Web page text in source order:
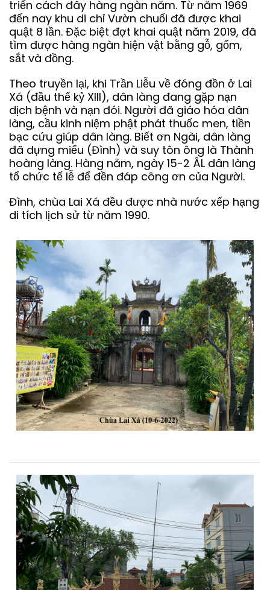
triển cách đây hàng ngàn năm. Từ năm 1969
đến nay khu di chỉ Vườn chuối đã được khai
quật 8 lần. Đặc biệt đợt khai quật năm 2019, đã
tìm được hàng ngàn hiện vật bằng gỗ, gốm,
sắt và đồng.
Theo truyền lại, khi Trần Liễu về đóng đồn ở Lai
Xá (đầu thế kỷ XIII), dân làng đang gặp nạn
dịch bệnh và nạn đói. Người đã giáo hóa dân
làng, cầu kinh niệm phật phát thuốc men, tiền
bạc cứu giúp dân làng. Biết ơn Ngài, dân làng
đã dựng miếu (Đình) và suy tôn ông là Thành
hoàng làng. Hàng năm, ngày 15-2 ÂL dân làng
tổ chức tế lễ để đền đáp công ơn của Người.
Đình, chùa Lai Xá đều được nhà nước xếp hạng
di tích lịch sử từ năm 1990.